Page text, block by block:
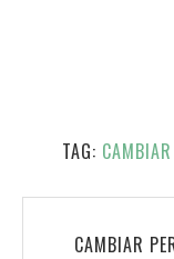
TAG:
CAMBIAR